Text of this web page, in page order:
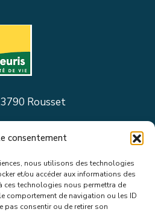
consentement
nous utilisons des technologies
et/ou accéder aux informations des
ces technologies nous permettra de
comportement de navigation ou les ID
pas consentir ou de retirer son
Rousset
informations &
ville !